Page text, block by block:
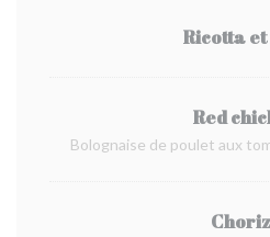
Ricotta
Red
Bolognaise de poulet aux